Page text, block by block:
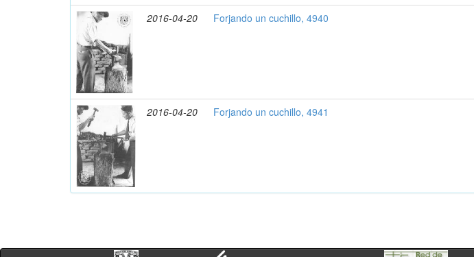
2016-04-20 Forjando un cuchillo, 4940
2016-04-20 Forjando un cuchillo, 4941